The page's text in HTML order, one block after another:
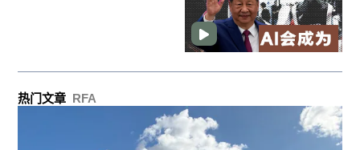
热门文章 RFA